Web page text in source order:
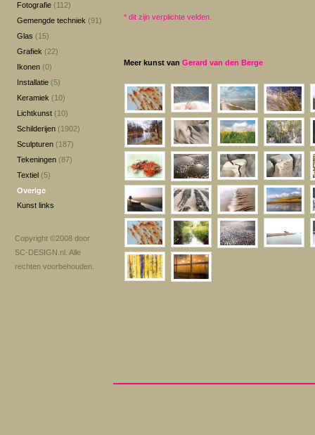
Fotografie (112)
Gemengde techniek (91)
Glas (15)
Grafiek (22)
Ikonen (0)
Installatie (5)
Keramiek (10)
Lichtkunst (10)
Schilderijen (1902)
Sculpturen (187)
Tekeningen (87)
Textiel (5)
Overige
Kunst links
Copyright ©2008 door
SC-DESIGN.nl . Alle
rechten voorbehouden.
* dit zijn verplichte velden.
Meer kunst van Gerard van den Berge